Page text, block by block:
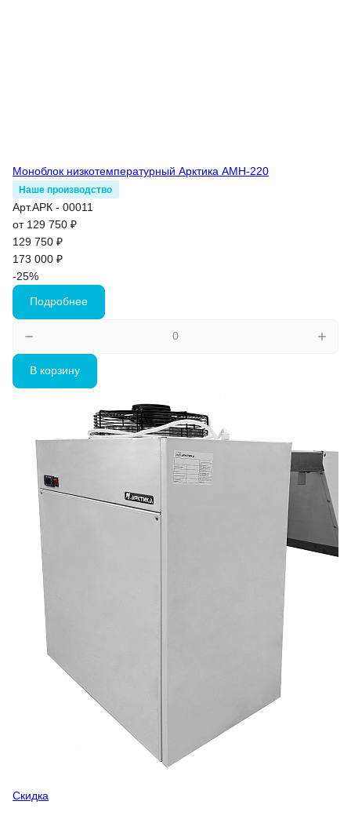
Моноблок низкотемпературный Арктика АМН-220
Наше производство
Арт.АРК - 00011
от 129 750 ₽
129 750 ₽
173 000 ₽
-25%
Подробнее
В корзину
Скидка